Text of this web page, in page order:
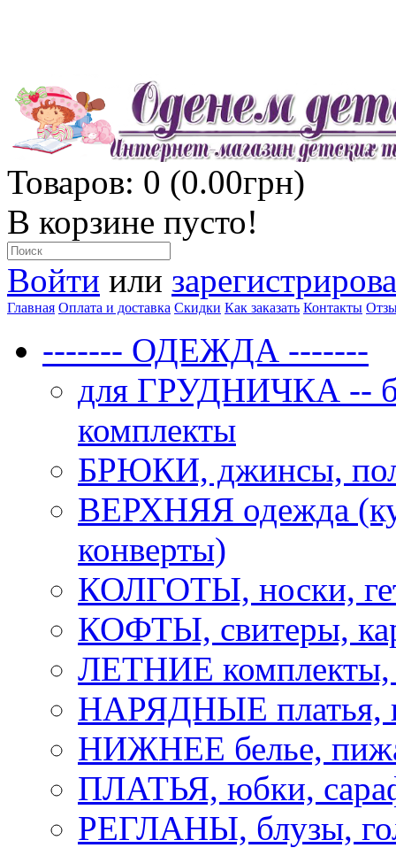
Товаров: 0 (0.00грн)
В корзине пусто!
Войти или
Главная Оплата и доставка Скидки Как заказать Контакты
------- ОДЕЖДА -------
для ГРУДНИЧКА --
комплекты
БРЮКИ, джинсы,
ВЕРХНЯЯ одежда
конверты)
КОЛГОТЫ, носки,
КОФТЫ, свитеры,
ЛЕТНИЕ комплекты,
НАРЯДНЫЕ
НИЖНЕЕ белье,
ПЛАТЬЯ, юбки,
РЕГЛАНЫ, блузы,